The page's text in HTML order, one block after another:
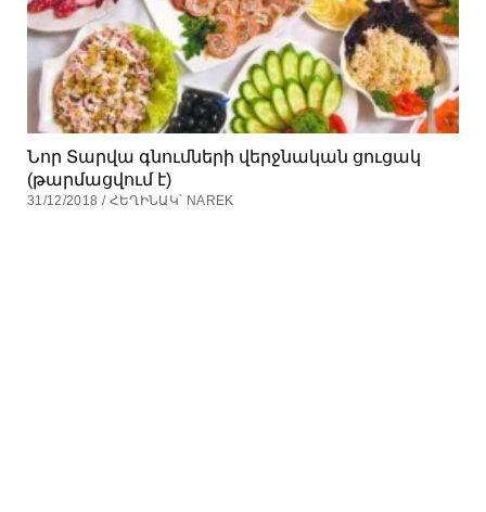
Նոր Տարվա գնումների վերջնական ցուցակ
(թարմացվում է)
31/12/2018 / ՀԵՂԻՆԱԿ՝ NAREK